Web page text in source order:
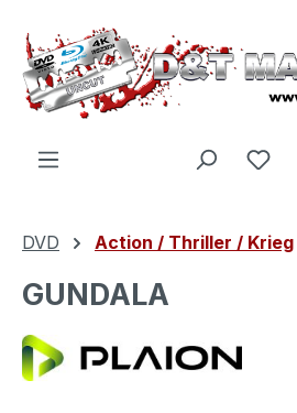
Zum Hauptinhalt springen
DVD Action / Thriller / Krieg
GUNDALA